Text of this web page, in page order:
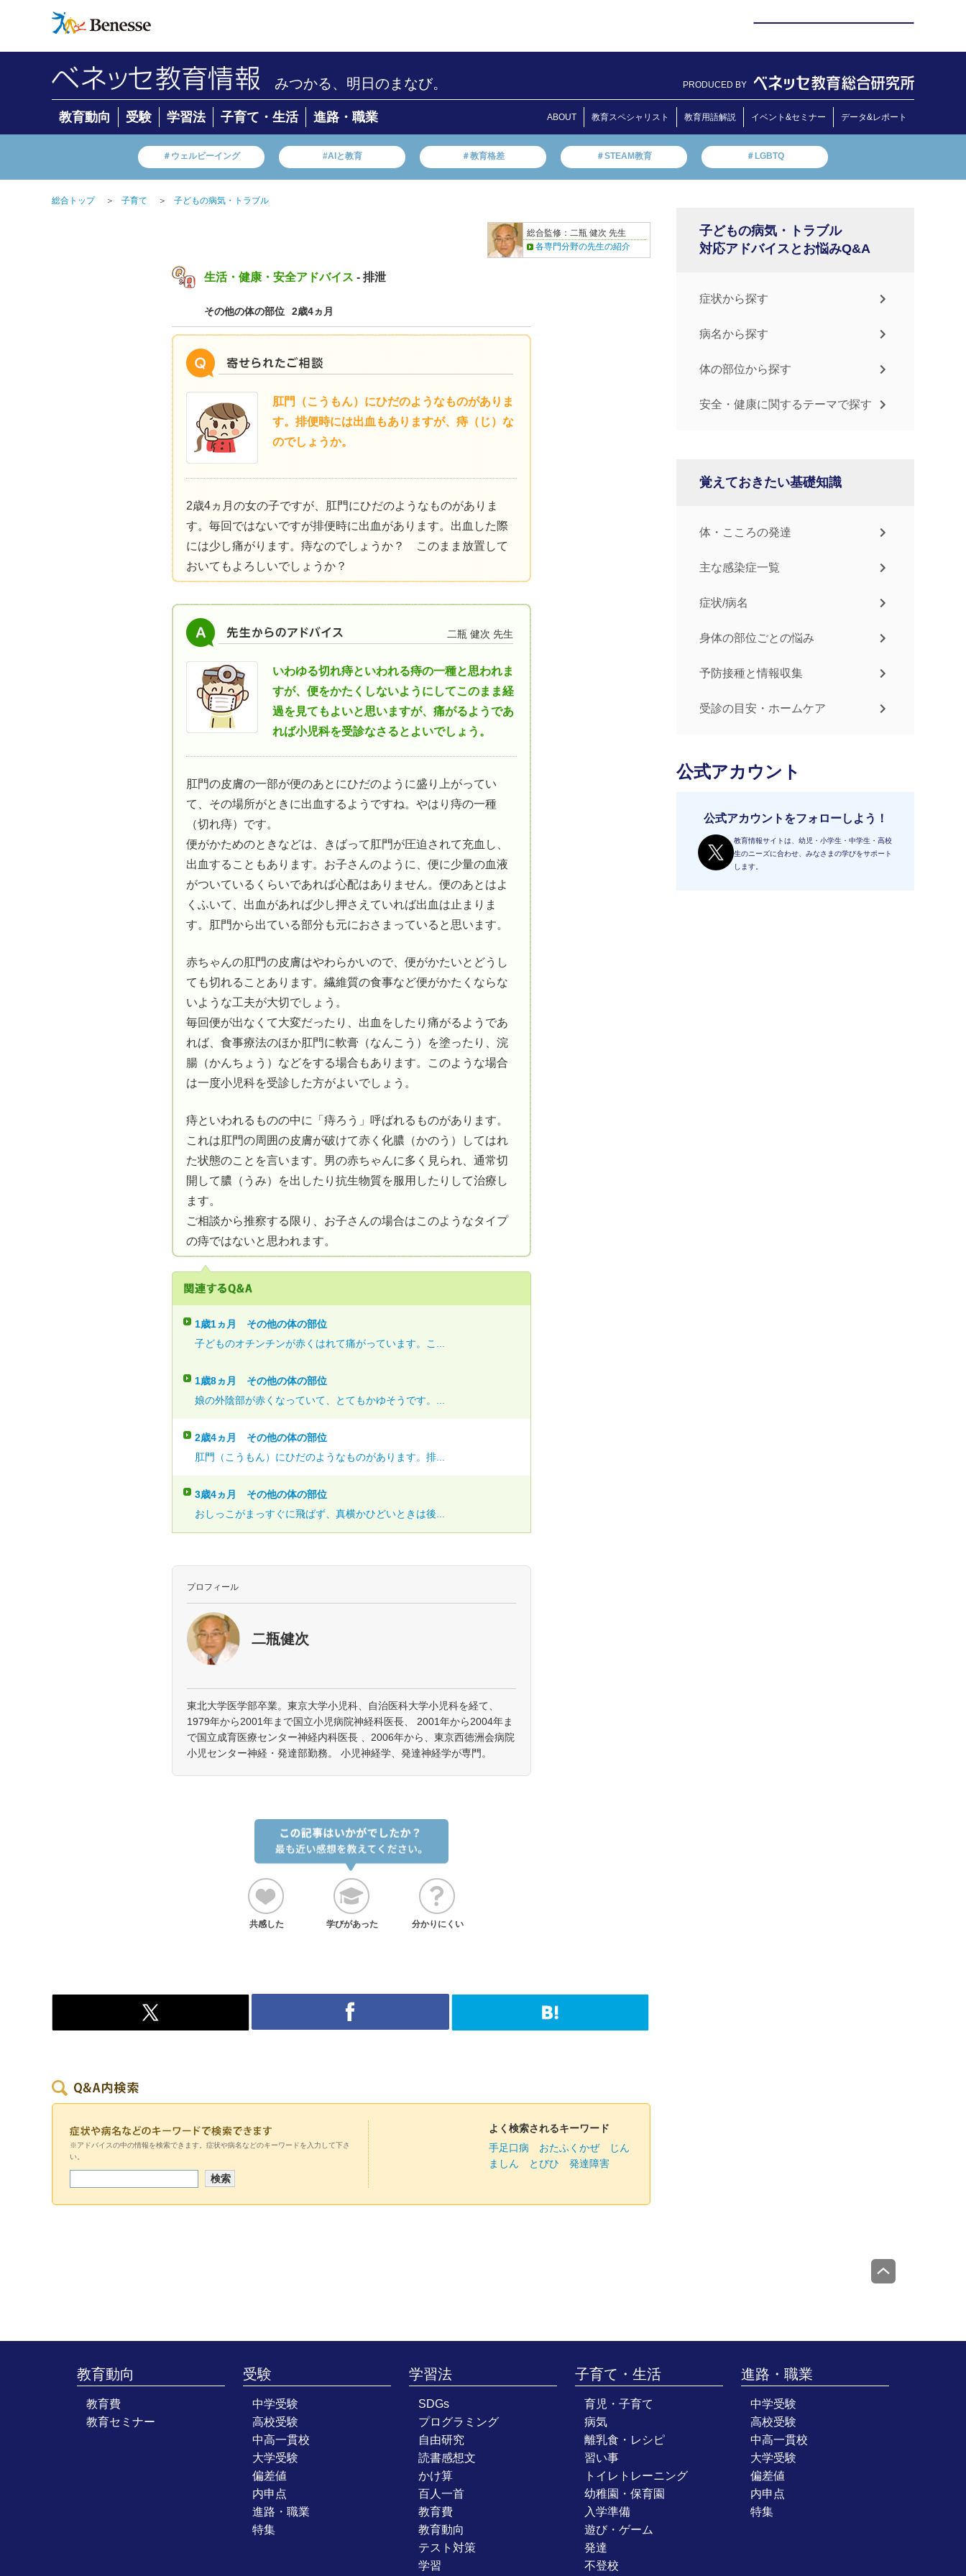
みつかる、明日のまなび。 PRODUCED BY
教育動向 受験 学習法 子育て・生活 進路・職業 ABOUT 教育スペシャリスト 教育用語解説 イベント&セミナー データ&レポート
＃ウェルビーイング #AIと教育 ＃教育格差 ＃STEAM教育 ＃LGBTQ
総合トップ ＞ 子育て ＞ 子どもの病気・トラブル
総合監修：二瓶 健次 先生
各専門分野の先生の紹介
生活・健康・安全アドバイス - 排泄
その他の体の部位 2歳4ヵ月
肛門（こうもん）にひだのようなものがありま
す。排便時には出血もありますが、痔（じ）な
のでしょうか。
2歳4ヵ月の女の子ですが、肛門にひだのようなものがありま
す。毎回ではないですが排便時に出血があります。出血した際
には少し痛がります。痔なのでしょうか？ このまま放置して
おいてもよろしいでしょうか？
二瓶 健次 先生
いわゆる切れ痔といわれる痔の一種と思われま
すが、便をかたくしないようにしてこのまま経
過を見てもよいと思いますが、痛がるようであ
れば小児科を受診なさるとよいでしょう。
肛門の皮膚の一部が便のあとにひだのように盛り上がってい
て、その場所がときに出血するようですね。やはり痔の一種
（切れ痔）です。
便がかためのときなどは、きばって肛門が圧迫されて充血し、
出血することもあります。お子さんのように、便に少量の血液
がついているくらいであれば心配はありません。便のあとはよ
くふいて、出血があれば少し押さえていれば出血は止まりま
す。肛門から出ている部分も元におさまっていると思います。
赤ちゃんの肛門の皮膚はやわらかいので、便がかたいとどうし
ても切れることあります。繊維質の食事など便がかたくならな
いような工夫が大切でしょう。
毎回便が出なくて大変だったり、出血をしたり痛がるようであ
れば、食事療法のほか肛門に軟膏（なんこう）を塗ったり、浣
腸（かんちょう）などをする場合もあります。このような場合
は一度小児科を受診した方がよいでしょう。
痔といわれるものの中に「痔ろう」呼ばれるものがあります。
これは肛門の周囲の皮膚が破けて赤く化膿（かのう）してはれ
た状態のことを言います。男の赤ちゃんに多く見られ、通常切
開して膿（うみ）を出したり抗生物質を服用したりして治療し
ます。
ご相談から推察する限り、お子さんの場合はこのようなタイプ
の痔ではないと思われます。
1歳1ヵ月
その他の体の部位
子どものオチンチンが赤くはれて痛がっています。こ...
1歳8ヵ月
その他の体の部位
娘の外陰部が赤くなっていて、とてもかゆそうです。...
2歳4ヵ月
その他の体の部位
肛門（こうもん）にひだのようなものがあります。排...
3歳4ヵ月
その他の体の部位
おしっこがまっすぐに飛ばず、真横かひどいときは後...
プロフィール
二瓶健次
東北大学医学部卒業。東京大学小児科、自治医科大学小児科を経て、
1979年から2001年まで国立小児病院神経科医長、 2001年から2004年ま
で国立成育医療センター神経内科医長 、2006年から、東京西徳洲会病院
小児センター神経・発達部勤務。 小児神経学、発達神経学が専門。
共感した 学びがあった 分かりにくい
※アドバイスの中の情報を検索できます。症状や病名などのキーワードを入力して下さ
い。
よく検索されるキーワード
手足口病
おたふくかぜ
じん
ましん
とびひ 発達障害
子どもの病気・トラブル
対応アドバイスとお悩みQ&A
症状から探す
病名から探す
体の部位から探す
安全・健康に関するテーマで探す
覚えておきたい基礎知識
体・こころの発達
主な感染症一覧
症状/病名
身体の部位ごとの悩み
予防接種と情報収集
受診の目安・ホームケア
公式アカウント
公式アカウントをフォローしよう！
教育情報サイトは、幼児・小学生・中学生・高校
生のニーズに合わせ、みなさまの学びをサポート
します。
教育動向
教育費
教育セミナー
受験
中学受験
高校受験
中高一貫校
大学受験
偏差値
内申点
進路・職業
特集
学習法
SDGs
プログラミング
自由研究
読書感想文
かけ算
百人一首
教育費
教育動向
テスト対策
学習
子育て・生活
育児・子育て
病気
離乳食・レシピ
習い事
トイレトレーニング
幼稚園・保育園
入学準備
遊び・ゲーム
発達
不登校
進路・職業
中学受験
高校受験
中高一貫校
大学受験
偏差値
内申点
特集